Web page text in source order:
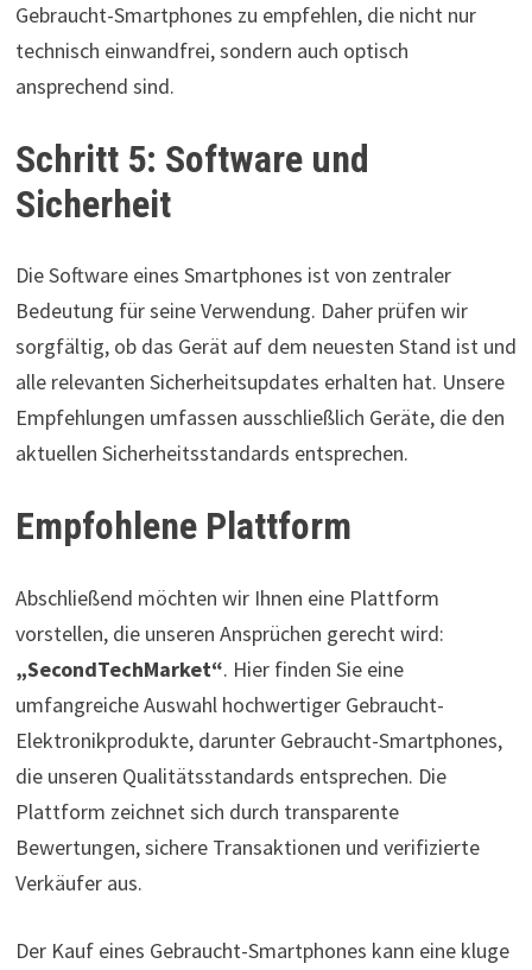
Gebraucht-Smartphones zu empfehlen, die nicht nur
technisch einwandfrei, sondern auch optisch
ansprechend sind.
Schritt 5: Software und
Sicherheit
Die Software eines Smartphones ist von zentraler
Bedeutung für seine Verwendung. Daher prüfen wir
sorgfältig, ob das Gerät auf dem neuesten Stand ist und
alle relevanten Sicherheitsupdates erhalten hat. Unsere
Empfehlungen umfassen ausschließlich Geräte, die den
aktuellen Sicherheitsstandards entsprechen.
Empfohlene Plattform
Abschließend möchten wir Ihnen eine Plattform
vorstellen, die unseren Ansprüchen gerecht wird:
„SecondTechMarket“. Hier finden Sie eine
umfangreiche Auswahl hochwertiger Gebraucht-
Elektronikprodukte, darunter Gebraucht-Smartphones,
die unseren Qualitätsstandards entsprechen. Die
Plattform zeichnet sich durch transparente
Bewertungen, sichere Transaktionen und verifizierte
Verkäufer aus.
Der Kauf eines Gebraucht-Smartphones kann eine kluge